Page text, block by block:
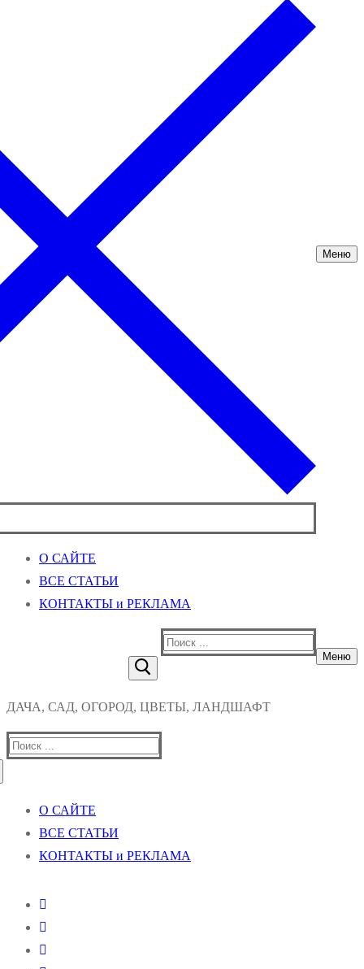
Меню
О САЙТЕ
ВСЕ СТАТЬИ
КОНТАКТЫ и РЕКЛАМА
Найти:
Меню
ДАЧА, САД, ОГОРОД, ЦВЕТЫ, ЛАНДШАФТ
Найти:
О САЙТЕ
ВСЕ СТАТЬИ
КОНТАКТЫ и РЕКЛАМА